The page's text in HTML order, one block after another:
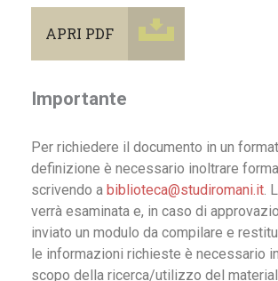
APRI PDF
Importante
Per richiedere il documento in un
definizione è necessario inoltrare
scrivendo a biblioteca@studiromani.it.
verrà esaminata e, in caso di
inviato un modulo da compilare e
le informazioni richieste è necessario
scopo della ricerca/utilizzo del